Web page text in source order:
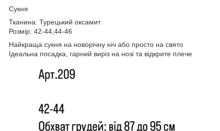
Сукня
Тканина: Турецький оксамит
Розмір: 42-44,44-46
Найкраща сукня на новорічну ніч або просто на свято
Ідеальна посадка, гарний виріз на нозі та відкрите плече